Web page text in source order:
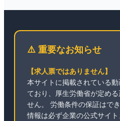
⚠️ 重要なお知らせ
【求人票ではありません】
本サイトに掲載されている
ており、厚生労働省が定め
せん。 労働条件の保証はで
情報は必ず企業の公式サイ